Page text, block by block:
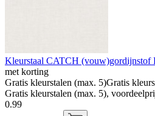
Kleurstaal CATCH (vouw)gordijnstof
met korting
Gratis kleurstalen (max. 5)Gratis
Gratis kleurstalen (max. 5),
0.99